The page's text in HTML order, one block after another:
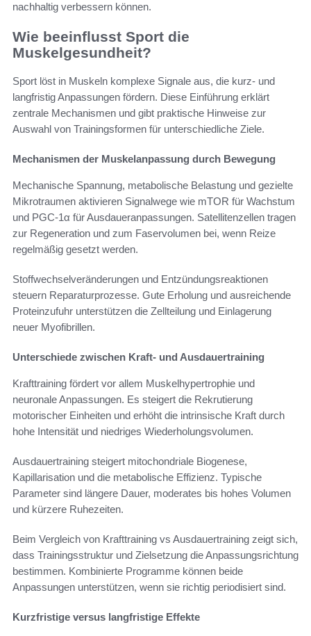
nachhaltig verbessern können.
Wie beeinflusst Sport die
Muskelgesundheit?
Sport löst in Muskeln komplexe Signale aus, die kurz- und
langfristig Anpassungen fördern. Diese Einführung erklärt
zentrale Mechanismen und gibt praktische Hinweise zur
Auswahl von Trainingsformen für unterschiedliche Ziele.
Mechanismen der Muskelanpassung durch Bewegung
Mechanische Spannung, metabolische Belastung und gezielte
Mikrotraumen aktivieren Signalwege wie mTOR für Wachstum
und PGC-1α für Ausdaueranpassungen. Satellitenzellen tragen
zur Regeneration und zum Faservolumen bei, wenn Reize
regelmäßig gesetzt werden.
Stoffwechselveränderungen und Entzündungsreaktionen
steuern Reparaturprozesse. Gute Erholung und ausreichende
Proteinzufuhr unterstützen die Zellteilung und Einlagerung
neuer Myofibrillen.
Unterschiede zwischen Kraft- und Ausdauertraining
Krafttraining fördert vor allem Muskelhypertrophie und
neuronale Anpassungen. Es steigert die Rekrutierung
motorischer Einheiten und erhöht die intrinsische Kraft durch
hohe Intensität und niedriges Wiederholungsvolumen.
Ausdauertraining steigert mitochondriale Biogenese,
Kapillarisation und die metabolische Effizienz. Typische
Parameter sind längere Dauer, moderates bis hohes Volumen
und kürzere Ruhezeiten.
Beim Vergleich von Krafttraining vs Ausdauertraining zeigt sich,
dass Trainingsstruktur und Zielsetzung die Anpassungsrichtung
bestimmen. Kombinierte Programme können beide
Anpassungen unterstützen, wenn sie richtig periodisiert sind.
Kurzfristige versus langfristige Effekte